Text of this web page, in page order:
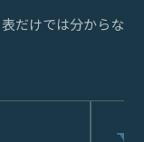
だけでは分からな